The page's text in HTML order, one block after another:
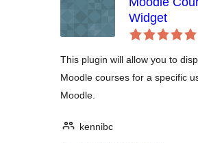
Widget
This plugin will allow you to
Moodle courses for a specific
Moodle.
kennibc